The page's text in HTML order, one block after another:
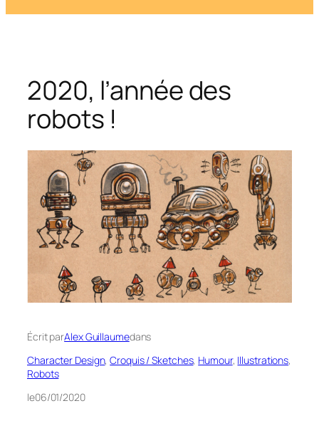
2020, l’année des
robots !
Écrit parAlex Guillaumedans
Character Design, Croquis / Sketches, Humour, Illustrations
Robots
le06/01/2020